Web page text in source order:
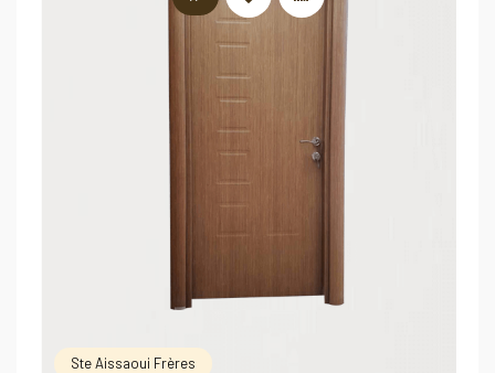
Ste Aissaoui Frères